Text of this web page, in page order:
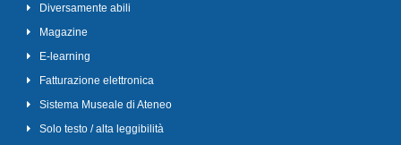
Diversamente abili
Magazine
E-learning
Fatturazione elettronica
Sistema Museale di Ateneo
Solo testo / alta leggibilità